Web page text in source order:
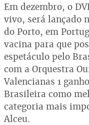
Em dezembro, o
vivo, será lançado
do Porto, em
vacina para que
espetáculo pelo
com a Orquestra
Valencianas 1
Brasileira como
categoria mais
Alceu.